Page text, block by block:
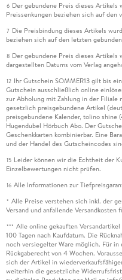
6 Der gebundene Preis dieses Artikels
Preissenkungen beziehen sich auf den
7 Die Preisbindung dieses Artikels
beziehen sich auf den letzten
8 Der gebundene Preis dieses
dargestellten Datums vom Verlag
12 Ihr Gutschein SOMMER13 gilt bis
Gutschein ausschließlich online
zur Abholung mit Zahlung in der
gesetzlich preisgebundene Artikel
preisgebundene Kalender, tolino shine
Hugendubel Hörbuch Abo. Der
Geschenkkarten kombinierbar. Eine
und der Handel des Gutscheincodes
15 Leider können wir die Echtheit der
Einzelbewertungen nicht prüfen.
16 Alle Informationen zur
* Alle Preise verstehen sich inkl. der
Versand und anfallende Versandkosten
*** Alle online gekauften
100 Tagen nach Kaufdatum. Die
noch versiegelter Ware möglich. Für
Rückgaberecht von 4 Wochen.
sich der Artikel in
weiterhin die gesetzliche